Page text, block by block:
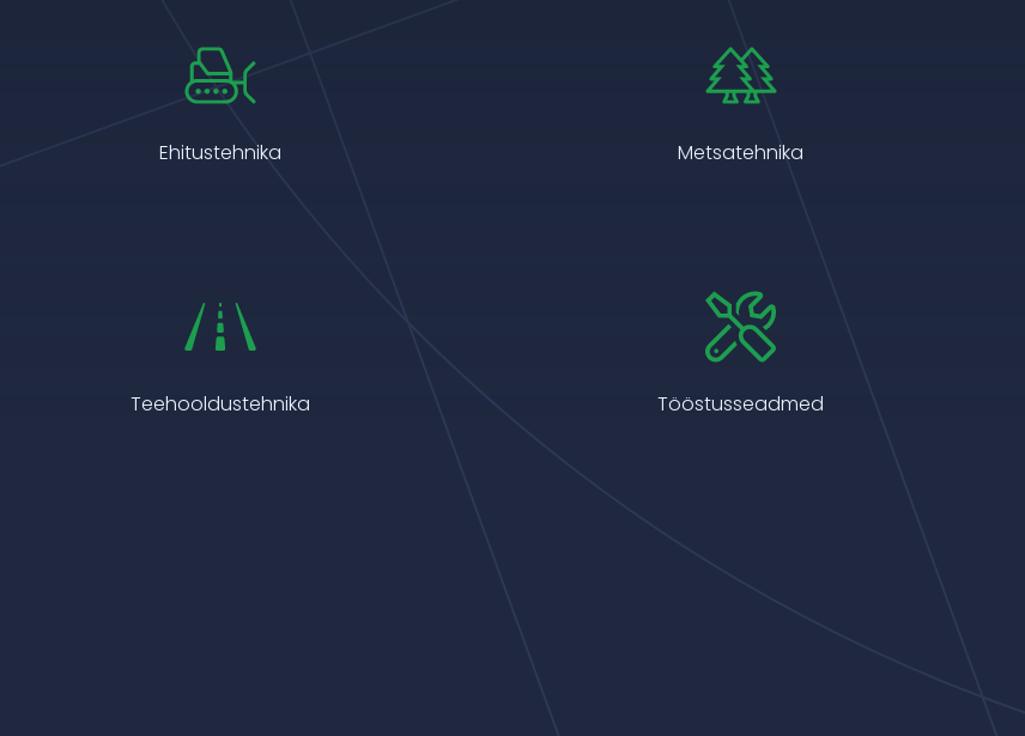
Ehitustehnika Metsatehnika
Teehooldustehnika Tööstusseadmed